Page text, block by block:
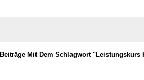
Beiträge Mit Dem Schlagwort "leistungskurs